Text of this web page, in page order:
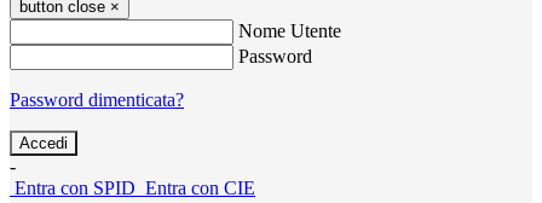
button close ×
Nome Utente
Password
Password dimenticata?
-
Entra con SPID Entra con CIE